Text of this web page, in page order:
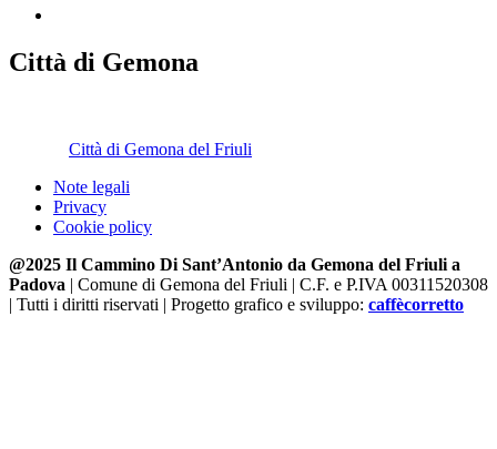
Città di Gemona
Città di Gemona del Friuli
Note legali
Privacy
Cookie policy
@2025 Il Cammino Di Sant’Antonio da Gemona del Friuli a
Padova | Comune di Gemona del Friuli | C.F. e P.IVA 00311520308
| Tutti i diritti riservati | Progetto grafico e sviluppo: caffècorretto